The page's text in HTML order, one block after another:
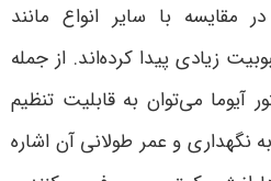
مقایسه با سایر انواع مانند
زیادی پیدا کرده‌اند. از جمله
آیوما می‌توان به قابلیت تنظیم
نگهداری و عمر طولانی آن اشاره